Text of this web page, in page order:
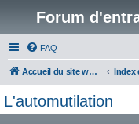
Forum
FAQ
Accueil du site www.automutilations.info Index
L'automutilation